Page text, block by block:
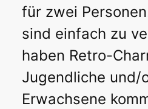
für zwei
sind einfach zu
haben Retro-
Jugendliche und/
Erwachsene